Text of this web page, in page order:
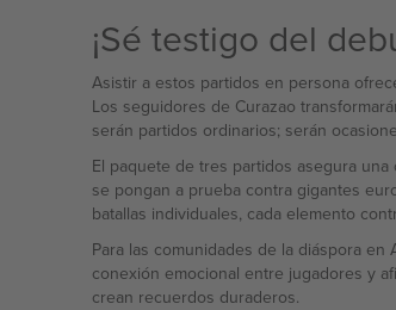
¡Sé testigo del
Asistir a estos partidos en persona
Los seguidores de Curazao
serán partidos ordinarios; serán
El paquete de tres partidos asegura
se pongan a prueba contra gigantes
batallas individuales, cada elemento
Para las comunidades de la diáspora
conexión emocional entre jugadores y
crean recuerdos duraderos.